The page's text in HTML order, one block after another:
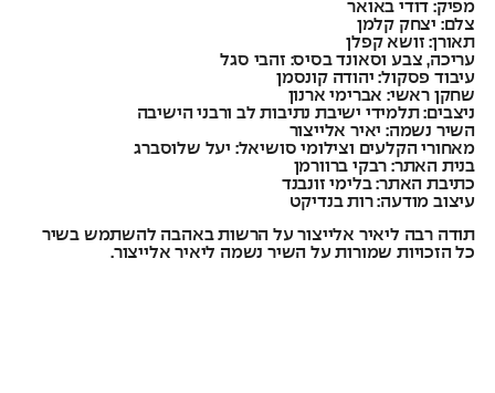
מפיק: דודי באואר
צלם: יצחק קלמן
תאורן: זושא קפלן
עריכה, צבע וסאונד בסיס: זהבי סגל
עיבוד פסקול: יהודה קונסמן
שחקן ראשי: אברימי ארנון
ניצבים: תלמידי ישיבת נתיבות לב ורבני הישיבה
השיר נשמה: יאיר אלייצור
מאחורי הקלעים וצילומי סושיאל: יעל שלוסברג
בנית האתר: רבקי ברוורמן
כתיבת האתר: בלימי זונבנד
עיצוב מודעה: רות בנדיקט
תודה רבה ליאיר אלייצור על הרשות באהבה להשתמש בשיר
כל הזכויות שמורות על השיר נשמה ליאיר אלייצור.